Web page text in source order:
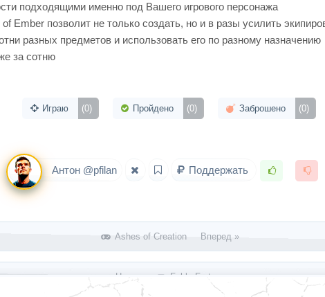
подходящими именно под Вашего игрового персонажа
Ember позволит не только создать, но и в разы усилить
разных предметов и использовать его по разному назначению
за сотню
Играю (0) Пройдено (0) Заброшено (0)
Антон @pfilan Поддержать
Ashes of Creation Вперед »
« Назад Fable Fortune